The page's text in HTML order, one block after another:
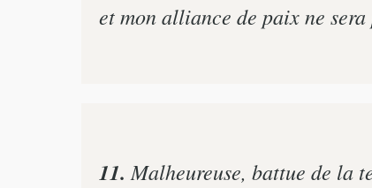
et mon alliance de paix ne
11. Malheureuse, battue de la